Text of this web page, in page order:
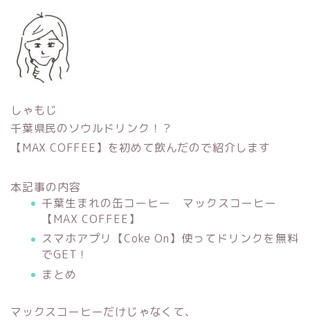
しゃもじ
千葉県民のソウルドリンク！？
【MAX COFFEE】を初めて飲んだので紹介します
本記事の内容
千葉生まれの缶コーヒー マックスコーヒー
【MAX COFFEE】
スマホアプリ【Coke On】使ってドリンクを無料
でGET！
まとめ
マックスコーヒーだけじゃなくて、